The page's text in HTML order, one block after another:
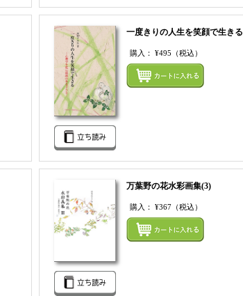
まとめてカートにいれる
一度きりの人生を笑顔で生きる
購入：¥495 （税込）
まとめてカートにいれる
万葉野の花水彩画集(3)
購入：¥367 （税込）